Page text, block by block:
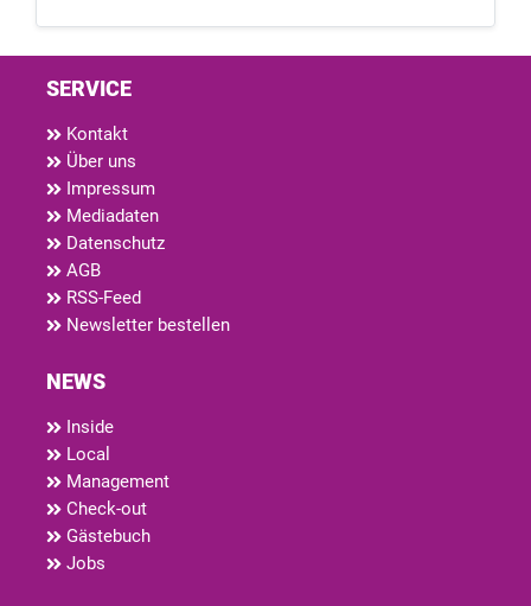
SERVICE
Kontakt
Über uns
Impressum
Mediadaten
Datenschutz
AGB
RSS-Feed
Newsletter bestellen
NEWS
Inside
Local
Management
Check-out
Gästebuch
Jobs